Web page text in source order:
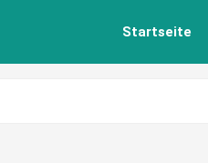
Startseite